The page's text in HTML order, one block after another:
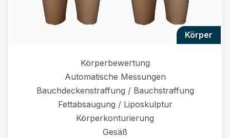
körper
Körperbewertung
Automatische Messungen
Bauchdeckenstraffung / Bauchstraffung
Fettabsaugung / Liposkulptur
Körperkonturierung
Gesäß